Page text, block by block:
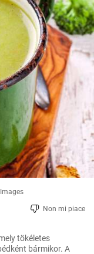
Non mi piace
tökéletes
bármikor. A